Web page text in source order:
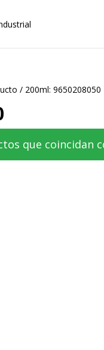
/ 200ml: 9650208050
que coincidan